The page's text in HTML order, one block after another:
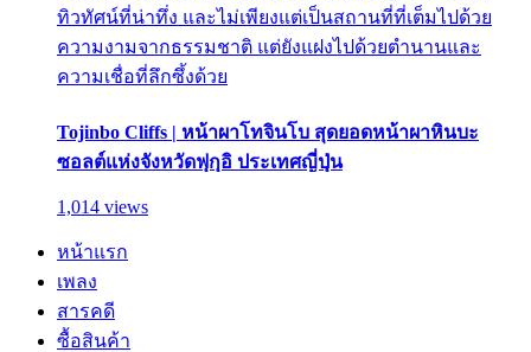
ทิวทัศน์ที่น่าทึ่ง และไม่เพียงแต่เป็นสถานที่ที่เต็มไปด้วย
ความงามจากธรรมชาติ แต่ยังแฝงไปด้วยตำนานและ
ความเชื่อที่ลึกซึ้งด้วย
Tojinbo Cliffs | หน้าผาโทจินโบ สุดยอดหน้าผาหินบะ
ซอลต์แห่งจังหวัดฟุกุอิ ประเทศญี่ปุ่น
1,014 views
หน้าแรก
เพลง
สารคดี
ซื้อสินค้า